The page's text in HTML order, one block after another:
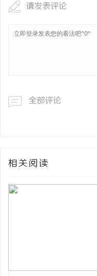
请发表评论
全部评论
相关阅读